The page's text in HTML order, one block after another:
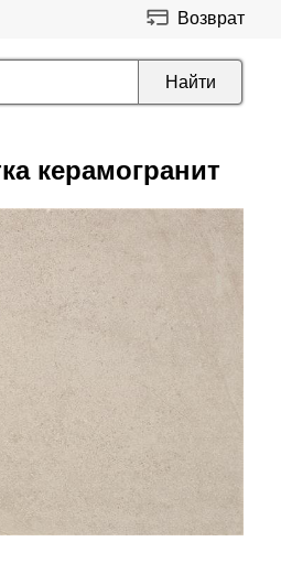
Возврат
керамогранит